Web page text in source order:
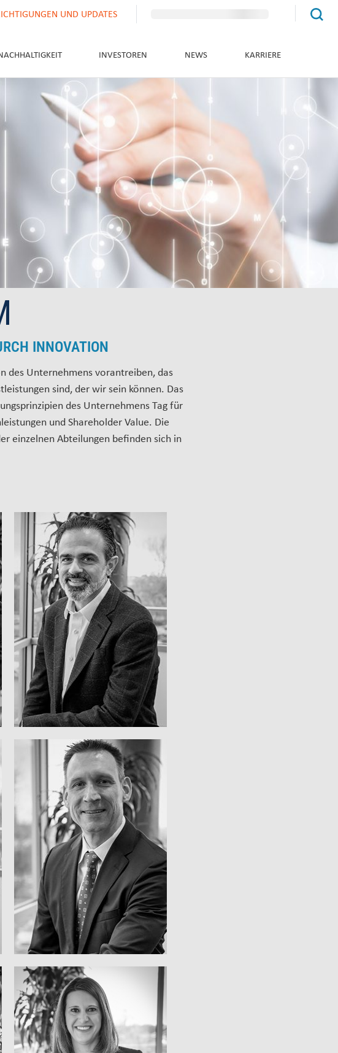
UND UPDATES
INVESTOREN NEWS KARRIERE
INNOVATION
des Unternehmens vorantreiben, das
sind, der wir sein können. Das
des Unternehmens Tag für
und Shareholder Value. Die
einzelnen Abteilungen befinden sich in
FRED DI TOSTO
Präsident
PETER CIRULIS
Chief Financial Officer und
Lead der Lightweight
Structures Commercial
Group
Chain Operations